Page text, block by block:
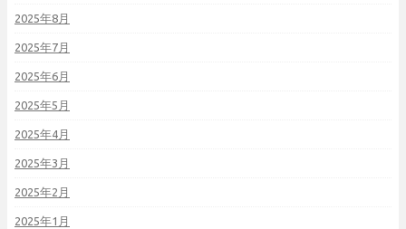
2025年8月
2025年7月
2025年6月
2025年5月
2025年4月
2025年3月
2025年2月
2025年1月